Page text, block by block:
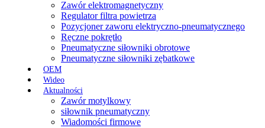
Zawór elektromagnetyczny
Regulator filtra powietrza
Pozycjoner zaworu elektryczno-pneumatycznego
Ręczne pokrętło
Pneumatyczne siłowniki obrotowe
Pneumatyczne siłowniki zębatkowe
OEM
Wideo
Aktualności
Zawór motylkowy
siłownik pneumatyczny
Wiadomości firmowe